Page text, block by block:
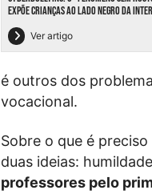
EXPÕE CRIANÇAS AO LADO NEGRO DA
Ver artigo
é outros dos
vocacional.
Sobre o que é
duas ideias:
professores pelo